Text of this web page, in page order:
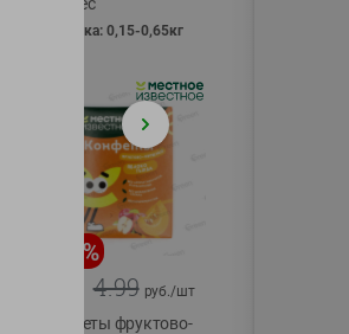
фасовка: 0,15-0,65кг
%
4.99 руб./шт
Конфеты фруктово-